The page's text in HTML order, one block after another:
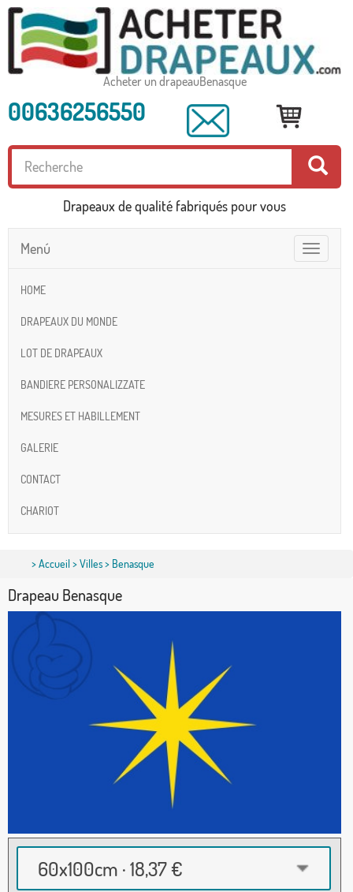
Acheter un drapeauBenasque
00636256550
Drapeaux de qualité fabriqués pour vous
Toggle
navigation
Menú
HOME
DRAPEAUX DU MONDE
LOT DE DRAPEAUX
BANDIERE PERSONALIZZATE
MESURES ET HABILLEMENT
GALERIE
CONTACT
CHARIOT
>Accueil>Villes> Benasque
Drapeau Benasque
60x100cm · 18,37 €